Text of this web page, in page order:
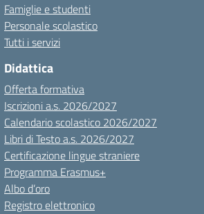
Famiglie e studenti
Personale scolastico
Tutti i servizi
Didattica
Offerta formativa
Iscrizioni a.s. 2026/2027
Calendario scolastico 2026/2027
Libri di Testo a.s. 2026/2027
Certificazione lingue straniere
Programma Erasmus+
Albo d’oro
Registro elettronico